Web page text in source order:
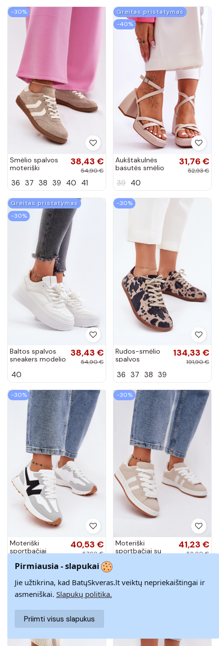
−30%
Smėlio spalvos
moteriški
dirbtinės zomšos
38,43 €
54,90 €
36 37 38 39 40 41
Greitas pristatymas
−40%
Aukštakulnės
basutės smėlio
Rose
31,76 €
52,93 €
39 40
Greitas pristatymas
−30%
Baltos spalvos
sneakers modelio
platforma iš
Vhisper
38,43 €
54,90 €
40
−30%
Rudos-smėlio
spalvos
zomšos
Barefoot Zazoo
N1120
134,33 €
191,90 €
36 37 38 39
−30%
Moteriški
sportbačiai
spalvos Britma
40,53 €
57,90 €
37 39
−30%
Moteriški
sportbačiai su
41,23 €
58,90 €
−30% −30%
Pirmiausia - slapukai
Jie užtikrina, kad BatųSkveras.lt veiktų nepriekaištingai ir
asmeniškai. Slapukų politika.
Priimti visus slapukus